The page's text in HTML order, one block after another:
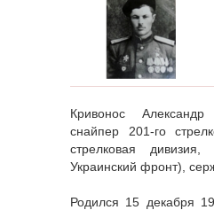
Кривонос
снайпер 201-го
стрелковая
Украинский фронт),
Родился 15 декабря